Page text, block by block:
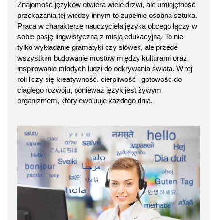
Znajomość języków otwiera wiele drzwi, ale umiejętność
przekazania tej wiedzy innym to zupełnie osobna sztuka.
Praca w charakterze nauczyciela języka obcego łączy w
sobie pasję lingwistyczną z misją edukacyjną. To nie
tylko wykładanie gramatyki czy słówek, ale przede
wszystkim budowanie mostów między kulturami oraz
inspirowanie młodych ludzi do odkrywania świata. W tej
roli liczy się kreatywność, cierpliwość i gotowość do
ciągłego rozwoju, ponieważ język jest żywym
organizmem, który ewoluuje każdego dnia.